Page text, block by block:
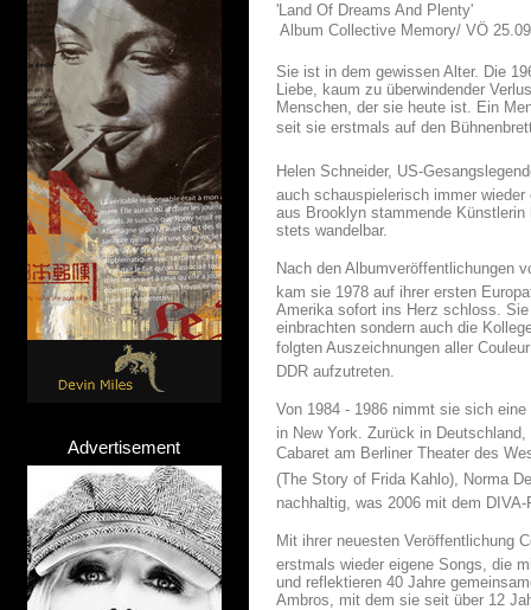
Advertisement
'Land Of Dreams And Plenty'
 Album Collective Memory/ VÖ
Sie ist in dem gewissen Alter. Die
Liebe, kaum zu überwindender
Menschen, der sie heute ist. Ein
seit sie erstmals auf den
Helen Schneider, US-
auch schauspielerisch immer
aus Brooklyn stammende
stets wandelbar.
Nach den Albumveröffentlichungen
kam sie 1978 auf ihrer ersten
Amerika sofort ins Herz schloss.
einbrachten sondern auch die
folgten Auszeichnungen aller
DDR aufzutreten.
Von 1984 - 1986 nimmt sie sich
in New York. Zurück in
Cabaret am Berliner Theater des
(The Story of Frida Kahlo), Norma
nachhaltig, was 2006 mit dem
Mit ihrer neuesten Veröffentlichung
erstmals wieder eigene Songs, die
und reflektieren 40 Jahre
Ambros, mit dem sie seit über 12